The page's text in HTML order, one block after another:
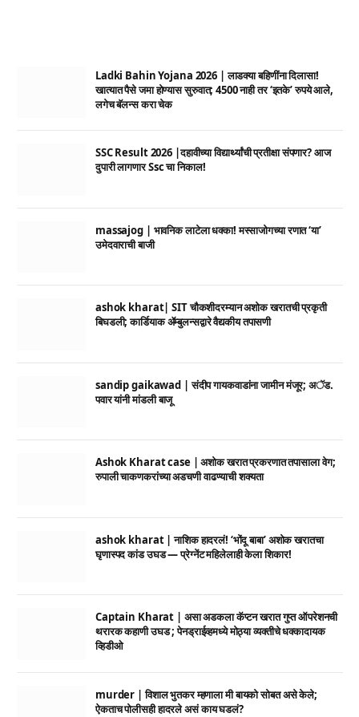
Ladki Bahin Yojana 2026 | लाडक्या बहिणींना दिलासा!
खात्यात पैसे जमा होण्यास सुरुवात; 4500 नाही तर ‘इतके’ रुपये आले,
लगेच बॅलन्स करा चेक
SSC Result 2026 |दहावीच्या विद्यार्थ्यांची प्रतीक्षा संपणार? आज
दुपारी लागणार Ssc चा निकाल!
massajog | भावनिक लाटेला धक्का! मस्साजोगच्या रणात ‘या’
उमेदवाराची बाजी
ashok kharat| SIT चौकशीदरम्यान अशोक खरातची प्रकृती
बिघडली; कार्डियाक ॲम्बुलन्सद्वारे वैद्यकीय तपासणी
sandip gaikawad | संदीप गायकवाडांना जामीन मंजूर; अॅड.
पवार यांनी मांडली बाजू
Ashok Kharat case | अशोक खरात प्रकरणात तपासाला वेग;
रुपाली चाकणकरांच्या अडचणी वाढण्याची शक्यता
ashok kharat | नाशिक हादरलं! ‘भोंदू बाबा’ अशोक खरातचा
घृणास्पद कांड उघड — प्रेग्नेंट महिलेलाही केला शिकार!
Captain Kharat | असा अडकला कॅप्टन खरात गुप्त ऑपरेशनची
थरारक कहाणी उघड ; पेनड्राईव्हमध्ये मोठ्या व्यक्तीचे धक्कादायक
व्हिडीओ
murder | विशाल भुतकर म्हणाला मी बायको सोबत असे केले;
ऐकताच पोलीसही हादरले असं काय घडलं?